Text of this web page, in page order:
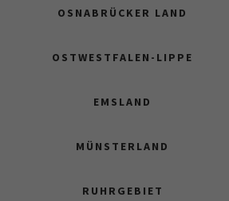
OSNABRÜCKER LAND
OSTWESTFALEN-LIPPE
EMSLAND
MÜNSTERLAND
RUHRGEBIET